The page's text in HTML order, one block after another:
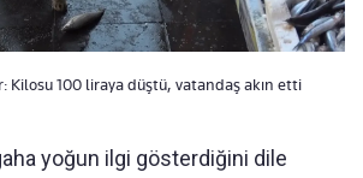
Kilosu 100 liraya düştü, vatandaş akın etti
yoğun ilgi gösterdiğini dile